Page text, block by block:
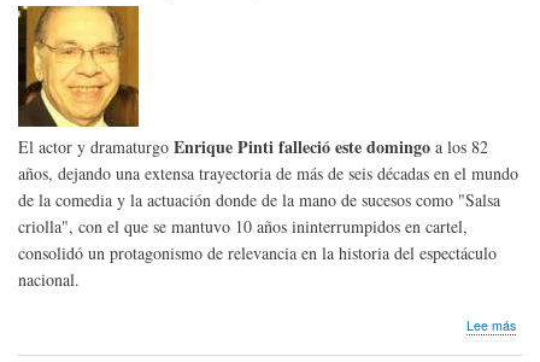
El actor y dramaturgo Enrique Pintifalleció este domingo a los 82
años, dejando una extensa trayectoria de más de seis décadas en el mundo
de la comedia y la actuación donde de la mano de sucesos como "Salsa
criolla", con el que se mantuvo 10 años ininterrumpidos en cartel,
consolidó un protagonismo de relevancia en la historia del espectáculo
nacional.
Lee más